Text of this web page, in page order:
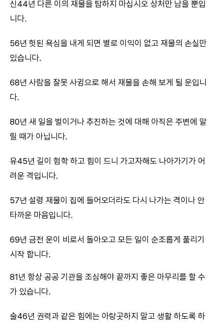
신44년 다른 이의 재물을 탐하지 마십시오 상처만 남을 뿐입
니다.
56년 헛된 욕심을 내게 되면 별로 이익이 없고 재물의 손실만
있습니다.
68년 사람을 잘못 사귐으로 해서 재물을 손해 보게 될 운입니
다.
80년 새 일을 벌이거나 추진하는 것에 대해 아직은 주변에 알
릴 때가 아닙니다.
유45년 길이 험학 하고 힘이 드니 가고자해도 나아가기가 어
려운 격입니다.
57년 설령 재물이 집에 들어오더라도 다시 나가는 격이나 안
타까운 마음입니다.
69년 금전 운이 비로서 돌아오고 모든 일이 순조롭게 풀리기
시작 합니다.
81년 항상 공공 기관을 조심해야 끝까지 좋은 마무리를 할 수
가 있습니다.
술46년 권력과 같은 힘에는 아랑곳하지 말고 생활 하도록 하